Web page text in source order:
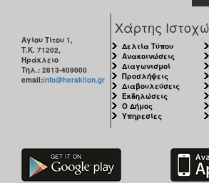
Αγίου Τίτου 1,
Τ.Κ. 71202,
Ηράκλειο
Τηλ.: 2813-409000
email:info@heraklion.gr
Χάρτης
Δελτία Τύπου
Ανακοινώσεις
Διαγωνισμοί
Προσλήψεις
Διαβουλεύσεις
Εκδηλώσεις
Ο Δήμος
Υπηρεσίες